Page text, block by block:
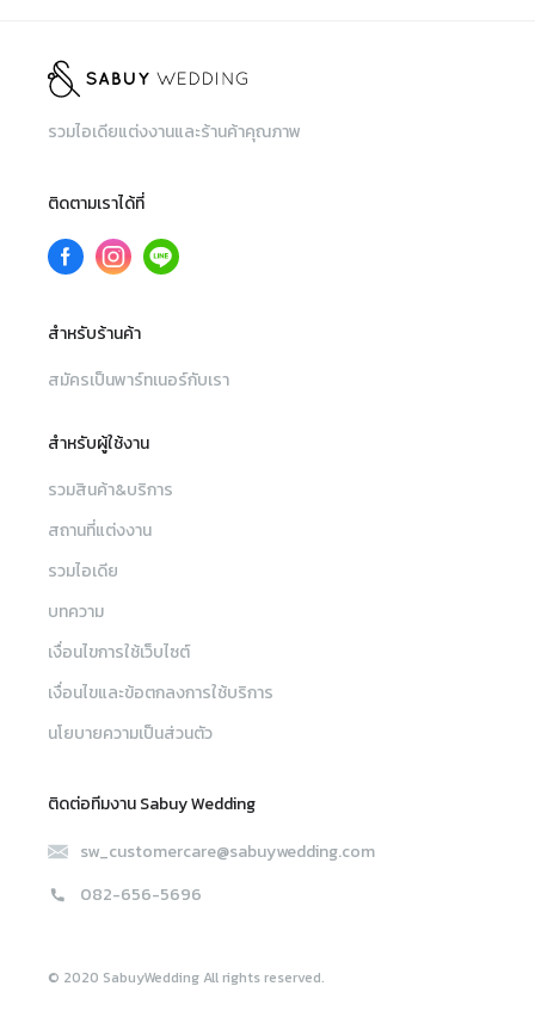
รวมไอเดียแต่งงานและร้านค้าคุณภาพ
ติดตามเราได้ที่
สำหรับร้านค้า
สมัครเป็นพาร์ทเนอร์กับเรา
สำหรับผู้ใช้งาน
รวมสินค้า&บริการ
สถานที่แต่งงาน
รวมไอเดีย
บทความ
เงื่อนไขการใช้เว็บไซต์
เงื่อนไขและข้อตกลงการใช้บริการ
นโยบายความเป็นส่วนตัว
ติดต่อทีมงาน Sabuy Wedding
sw_customercare@sabuywedding.com
082-656-5696
© 2020 SabuyWedding All rights reserved.